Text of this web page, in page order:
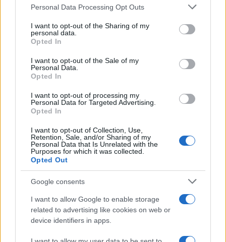
Please note that this website/app uses one or more Google
not limited to your visit or usage behaviour. You may click to
grant or deny consent to Google and its third-party tags to
use your data for below specified purposes in below Google
consent section.
Personal Data Processing Opt Outs
I want to opt-out of the Sharing of my
personal data.
Opted In
I want to opt-out of the Sale of my
Personal Data.
Opted In
I want to opt-out of processing my
Personal Data for Targeted Advertising.
Opted In
I want to opt-out of Collection, Use,
Retention, Sale, and/or Sharing of my
Personal Data that Is Unrelated with the
Purposes for which it was collected.
Opted Out
Google consents
I want to allow Google to enable storage
related to advertising like cookies on web or
device identifiers in apps.
Σχόλια
Σχολίασε εδώ
Ανησυχία από το ξέσπασμα
του ιού του Δυτικού Νείλου
με κρούσματα στην Αττική
- «Καμπανάκι» από τον
Ιατρικό Σύλλογο Αθηνών
δημόσιας υγείας
πόσο να πληρώσει
ασελγήσει σε
επιχείρησης